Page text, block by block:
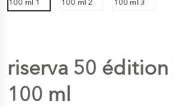
riserva 50
100 ml